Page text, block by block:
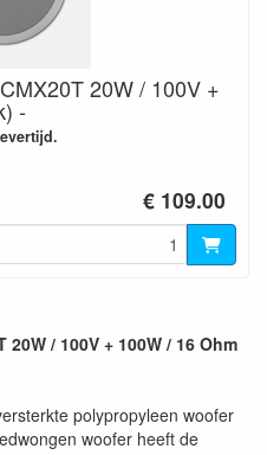
20W / 100V +
-
€ 109.00
20W / 100V + 100W / 16 Ohm
polypropyleen woofer
woofer heeft de